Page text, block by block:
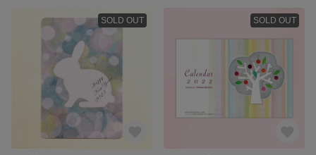
SOLD OUT SOLD OUT